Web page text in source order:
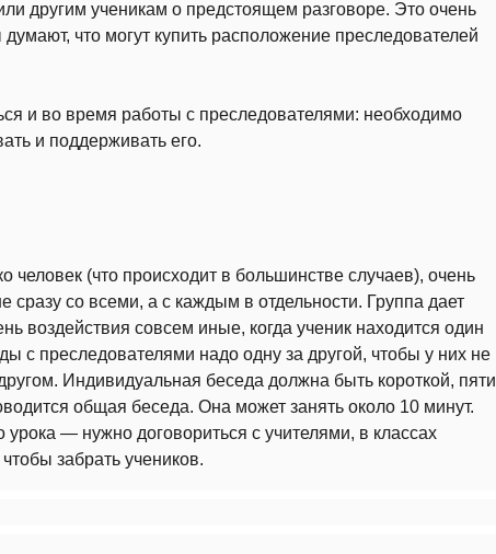
другим ученикам о предстоящем разговоре. Это очень
что могут купить расположение преследователей
и во время работы с преследователями: необходимо
и поддерживать его.
человек (что проис­ходит в большинстве случаев), очень
сразу со всеми, а с каждым в отдельности. Группа дает
воздействия со­всем иные, когда ученик находится один
с преследователями надо одну за другой, чтобы у них не
Индивидуальная беседа должна быть короткой, пяти
общая беседа. Она может занять около 10 минут.
урока — нужно договориться с учителями, в классах
забрать учеников.